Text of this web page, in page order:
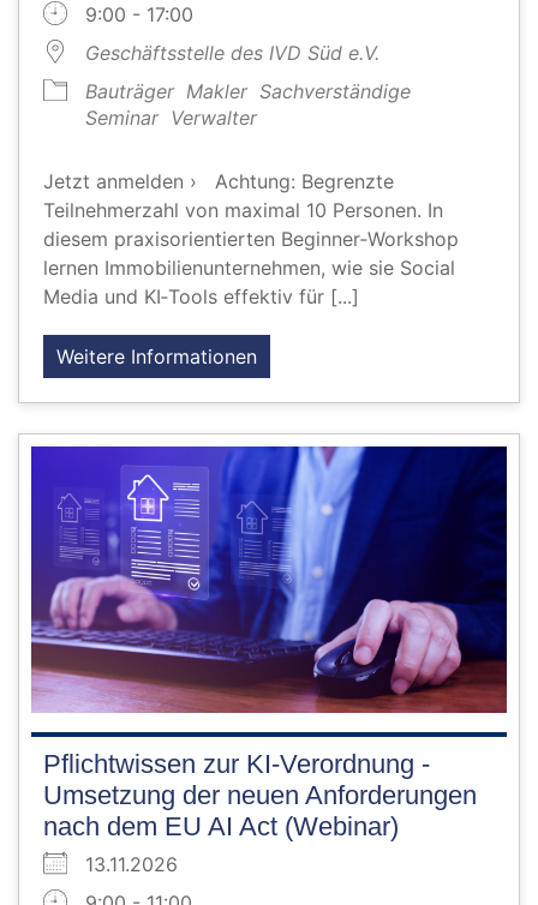
9:00 - 17:00
Geschäftsstelle des IVD Süd e.V.
Bauträger Makler Sachverständige
Seminar Verwalter
Jetzt anmelden › Achtung: Begrenzte
Teilnehmerzahl von maximal 10 Personen. In
diesem praxisorientierten Beginner‑Workshop
lernen Immobilienunternehmen, wie sie Social
Media und KI‑Tools effektiv für [...]
Weitere Informationen
Pflichtwissen zur KI-Verordnung -
Umsetzung der neuen Anforderungen
nach dem EU AI Act (Webinar)
13.11.2026